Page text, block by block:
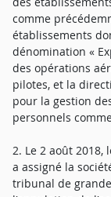
comme
établissements
dénomination «
des opérations
pilotes, et la
pour la gestion
personnels
2. Le 2 août 2018,
a assigné la
tribunal de